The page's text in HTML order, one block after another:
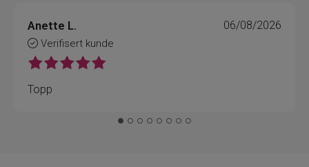
Anette L.
Verifisert kunde
06/08/2026
Topp